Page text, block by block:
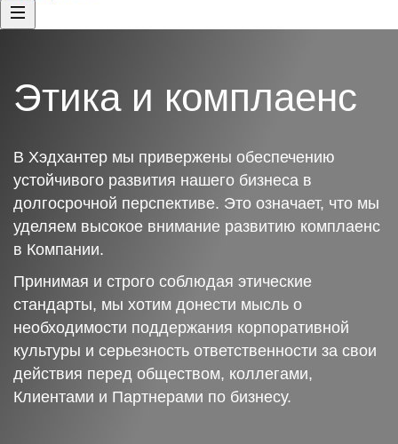
Этика и комплаенс
В Хэдхантер мы привержены обеспечению
устойчивого развития нашего бизнеса в
долгосрочной перспективе. Это означает, что мы
уделяем высокое внимание развитию комплаенс
в Компании.
Принимая и строго соблюдая этические
стандарты, мы хотим донести мысль о
необходимости поддержания корпоративной
культуры и серьезность ответственности за свои
действия перед обществом, коллегами,
Клиентами и Партнерами по бизнесу.